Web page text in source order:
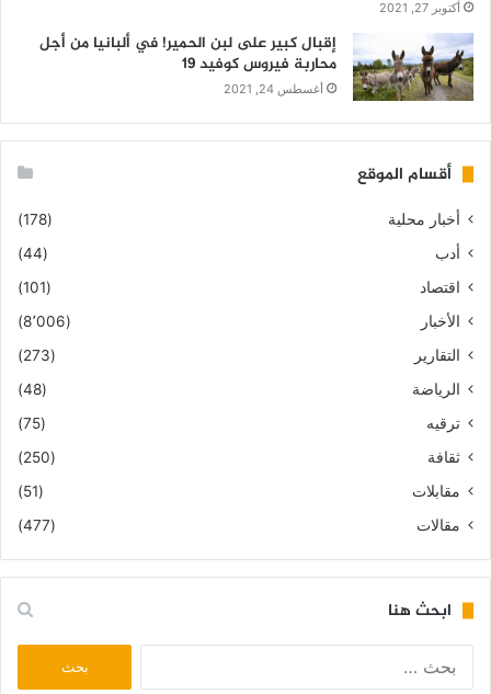
أكتوبر 27, 2021
إقبال كبير على لبن الحمير! في ألبانيا من أجل
محاربة فيروس كوفيد 19
أغسطس 24, 2021
أقسام الموقع
أخبار محلية
(178)
أدب
(44)
اقتصاد
(101)
الأخبار
(8٬006)
التقارير
(273)
الرياضة
(48)
ترقيه
(75)
ثقافة
(250)
مقابلات
(51)
مقالات
(477)
ابحث هنا